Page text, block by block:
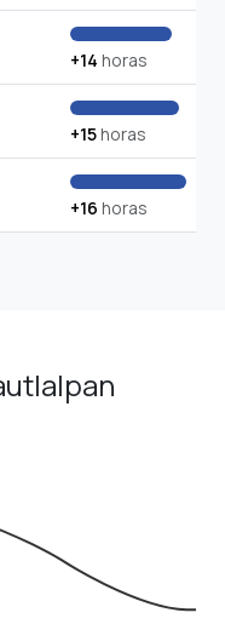
+14 horas
+15horas
+16 horas